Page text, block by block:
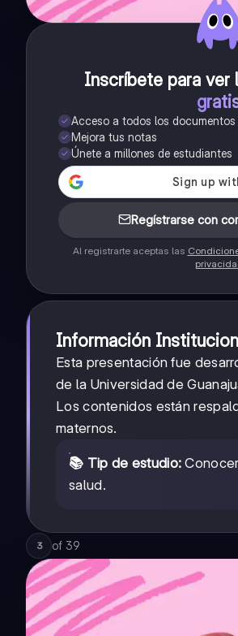
Inscríbete para ver
Acceso a todos los documentos
Mejora tus notas
Únete a millones de estudiantes
Regístrarse con
Al registrarte aceptas las
Información
Esta presentación fue
de la Universidad de
Los contenidos están
maternos.
📚 Tip de estudio:
salud.
3 of 39